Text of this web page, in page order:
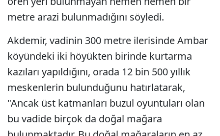
metre arazi bulunmadığını söyledi.
Akdemir, vadinin 300 metre ilerisinde Ambar
köyündeki iki höyükten birinde kurtarma
kazıları yapıldığını, orada 12 bin 500 yıllık
meskenlerin bulunduğunu hatırlatarak,
"Ancak üst katmanları buzul oyuntuları olan
bu vadide birçok da doğal mağara